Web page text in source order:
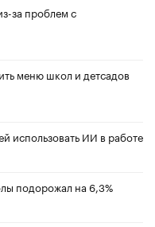
за проблем с
меню школ и детсадов
использовать ИИ в работе
подорожал на 6,3%